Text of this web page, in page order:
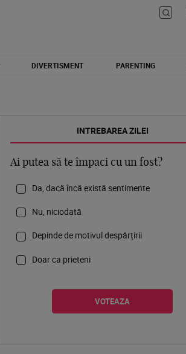
DIVERTISMENT PARENTING
INTREBAREA ZILEI
Ai putea să te împaci cu un fost?
Da, dacă încă există sentimente
Nu, niciodată
Depinde de motivul despărțirii
Doar ca prieteni